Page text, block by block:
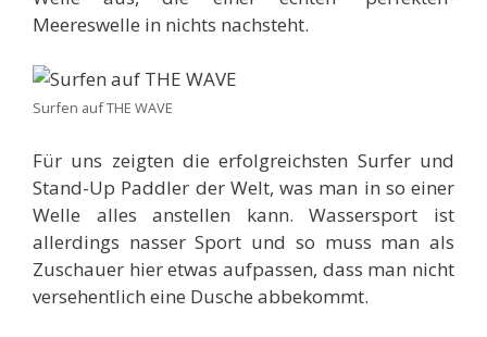
Meereswelle in nichts nachsteht.
Surfen auf THE WAVE
Für uns zeigten die erfolgreichsten Surfer und
Stand-Up Paddler der Welt, was man in so einer
Welle alles anstellen kann. Wassersport ist
allerdings nasser Sport und so muss man als
Zuschauer hier etwas aufpassen, dass man nicht
versehentlich eine Dusche abbekommt.